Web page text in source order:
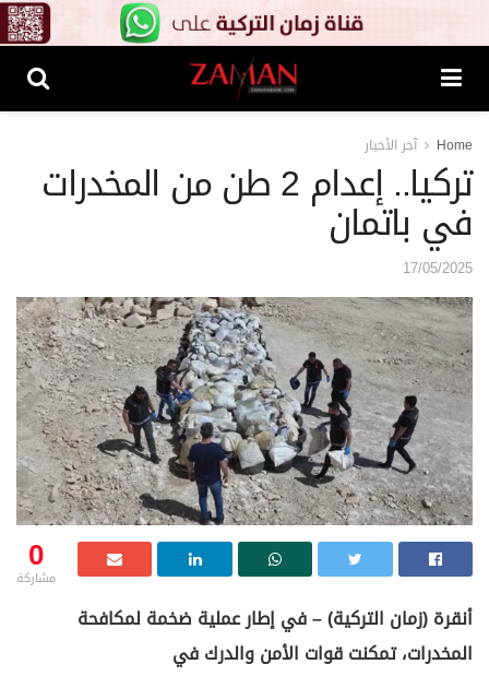
Home آخر الأخبار
تركيا.. إعدام 2 طن من المخدرات
في باتمان
17/05/2025
0
مشاركة
أنقرة (زمان التركية) – في إطار عملية ضخمة لمكافحة
المخدرات، تمكنت قوات الأمن والدرك في